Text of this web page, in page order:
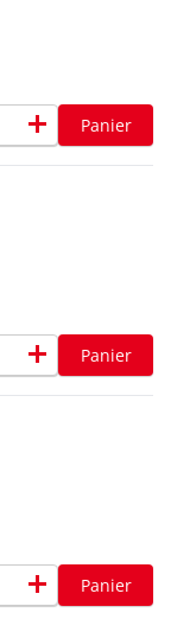
add Panier
add Panier
add Panier